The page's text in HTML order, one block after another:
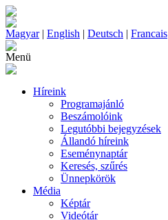
Magyar| English | Deutsch | Francais
Menü
Híreink
Programajánló
Beszámolóink
Legutóbbi bejegyzések
Állandó híreink
Eseménynaptár
Keresés, szűrés
Ünnepkörök
Média
Képtár
Videótár